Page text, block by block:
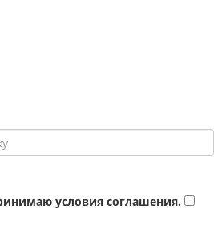
условия соглашения.